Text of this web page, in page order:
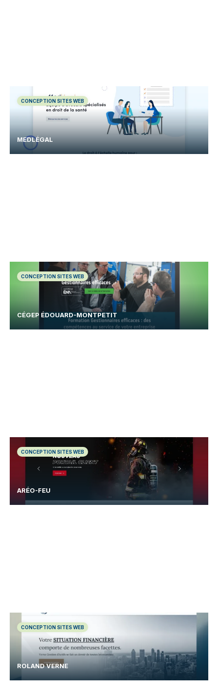
CONCEPTION SITES WEB
MEDLÉGAL
CONCEPTION SITES WEB
CÉGEP ÉDOUARD-MONTPETIT
CONCEPTION SITES WEB
ARÉO-FEU
CONCEPTION SITES WEB
ROLAND VERNE